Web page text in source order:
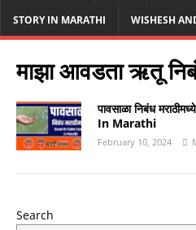
STORY IN MARATHI WISHESH
माझा आवडता ऋतू
पावसाळा निबंध
In Marathi
February 10, 2024
Search